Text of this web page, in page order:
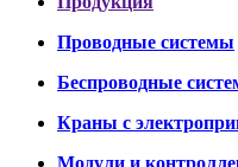
Проводные системы
Беспроводные
Краны с
Модули и